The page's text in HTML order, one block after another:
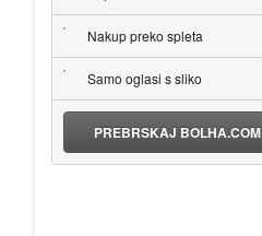
Nakup preko spleta
Samo oglasi s sliko
PREBRSKAJ BOLHA.COM